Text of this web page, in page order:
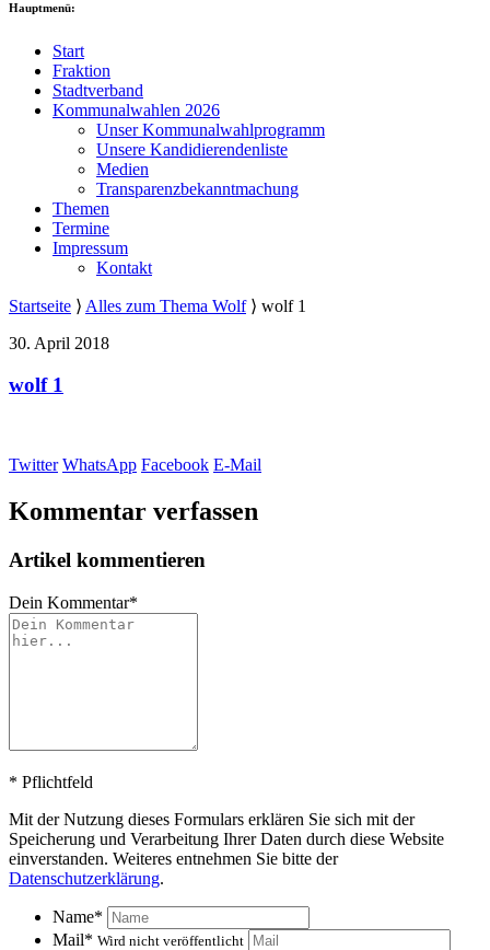
Hauptmenü:
Start
Fraktion
Stadtverband
Kommunalwahlen 2026
Unser Kommunalwahlprogramm
Unsere Kandidierendenliste
Medien
Transparenzbekanntmachung
Themen
Termine
Impressum
Kontakt
Startseite ⟩ Alles zum Thema Wolf ⟩ wolf 1
30. April 2018
wolf 1
Twitter WhatsApp Facebook E-Mail
Kommentar verfassen
Artikel kommentieren
Dein Kommentar*
* Pflichtfeld
Mit der Nutzung dieses Formulars erklären Sie sich mit der
Speicherung und Verarbeitung Ihrer Daten durch diese Website
einverstanden. Weiteres entnehmen Sie bitte der
Datenschutzerklärung.
Name*
Mail* Wird nicht veröffentlicht